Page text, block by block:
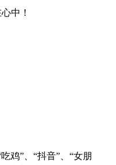
中！
吃鸡”、“抖音”、“女朋